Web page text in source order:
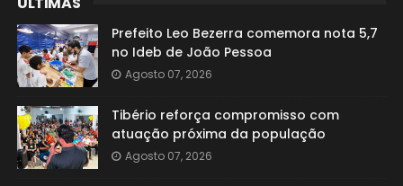
Prefeito Leo Bezerra comemora nota 5,7
no Ideb de João Pessoa
Agosto 07, 2026
Tibério reforça compromisso com
atuação próxima da população
Agosto 07, 2026